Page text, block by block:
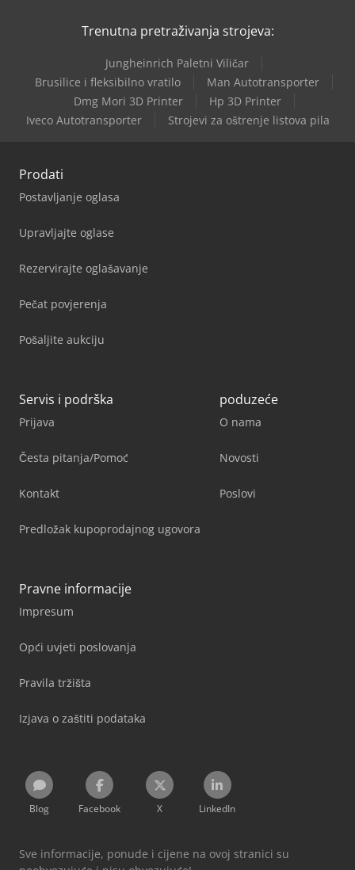
Trenutna pretraživanja strojeva:
Jungheinrich Paletni Viličar
Brusilice i fleksibilno vratilo
Man Autotransporter
Dmg Mori 3D Printer
Hp 3D Printer
Iveco Autotransporter
Strojevi za oštrenje listova pila
Prodati
Postavljanje oglasa
Upravljajte oglase
Rezervirajte oglašavanje
Pečat povjerenja
Pošaljite aukciju
Servis i podrška
Prijava
Česta pitanja/Pomoć
Kontakt
Predložak kupoprodajnog ugovora
poduzeće
O nama
Novosti
Poslovi
Pravne informacije
Impresum
Opći uvjeti poslovanja
Pravila tržišta
Izjava o zaštiti podataka
Blog Facebook X LinkedIn
Sve informacije, ponude i cijene na ovoj stranici su